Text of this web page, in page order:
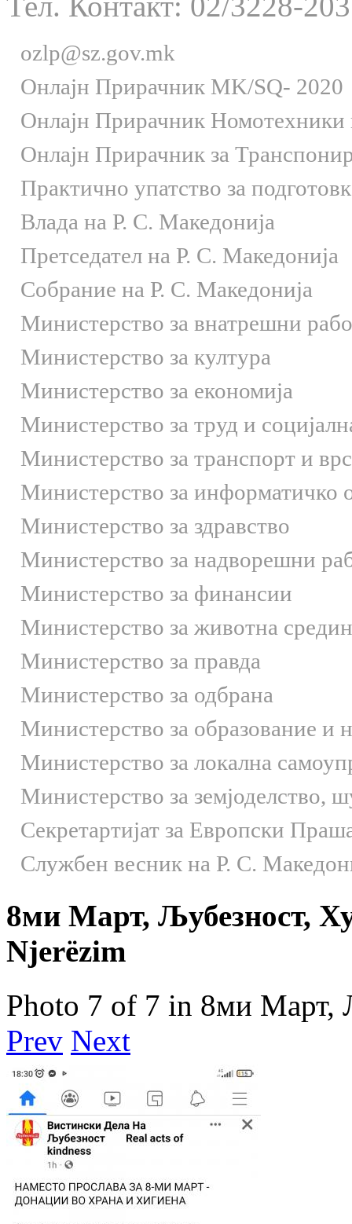
ozlp@sz.gov.mk
Онлaјн Прирачник MK/SQ- 2020
Онлаjн Прирачник Номотехники
Онлаjн Прирачник за
Практично упатство за
Влада на Р. С. Македонија
Претседател на Р. С. Македонија
Собрание на Р. С. Македонија
Министерство за внатрешни
Министерство за култура
Министерство за економија
Министерство за труд и
Министерство за транспорт и
Министерство за информатичко
Министерство за здравство
Министерство за надворешни
Министерство за финансии
Министерство за животна
Министерство за правда
Министерство за одбрана
Министерство за образование и
Министерство за локална
Министерство за земјоделство,
Секретартијат за Европски
Службен весник на Р. С.
8ми Март, Љубезност,
Njerëzim
Photo 7 of 7 in 8ми Март,
Prev Next